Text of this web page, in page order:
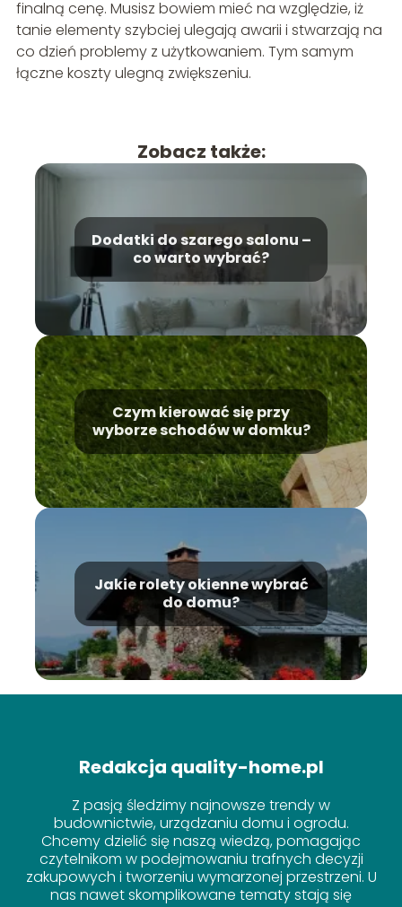
finalną cenę. Musisz bowiem mieć na względzie, iż
tanie elementy szybciej ulegają awarii i stwarzają na
co dzień problemy z użytkowaniem. Tym samym
łączne koszty ulegną zwiększeniu.
Zobacz także:
Dodatki do szarego salonu –
co warto wybrać?
Czym kierować się przy
wyborze schodów w domku?
Jakie rolety okienne wybrać
do domu?
Redakcja quality-home.pl
Z pasją śledzimy najnowsze trendy w
budownictwie, urządzaniu domu i ogrodu.
Chcemy dzielić się naszą wiedzą, pomagając
czytelnikom w podejmowaniu trafnych decyzji
zakupowych i tworzeniu wymarzonej przestrzeni. U
nas nawet skomplikowane tematy stają się